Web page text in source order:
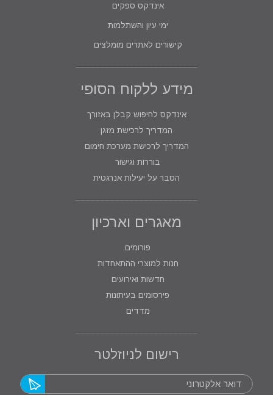
אינדקס ספקים
ימי עיון והשתלמות
קישורים לאתרים מומלצים
מידע ללקוח הסופי
אינדקס לחיפוש קבלן באזורך
המדריך לרכישת מזגן
המדריך לרכישת מערכת חימום
בוררות וגישור
הסבר על יעילות אנרגטית
מאגרים וארכיון
פורומים
חנות למוצרי ההתאחדות
חדשות ואירועים
פירסומים בעיתונות
מדדים
רישום לניוזלטר